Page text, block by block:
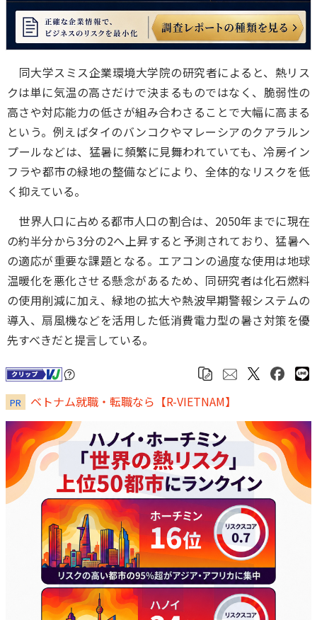
同大学スミス企業環境大学院の研究者によると、熱リス
クは単に気温の高さだけで決まるものではなく、脆弱性の
高さや対応能力の低さが組み合わさることで大幅に高まる
という。例えばタイのバンコクやマレーシアのクアラルン
プールなどは、猛暑に頻繁に見舞われていても、冷房イン
フラや都市の緑地の整備などにより、全体的なリスクを低
く抑えている。
世界人口に占める都市人口の割合は、2050年までに現在
の約半分から3分の2へ上昇すると予測されており、猛暑へ
の適応が重要な課題となる。エアコンの過度な使用は地球
温暖化を悪化させる懸念があるため、同研究者は化石燃料
の使用削減に加え、緑地の拡大や熱波早期警報システムの
導入、扇風機などを活用した低消費電力型の暑さ対策を優
先すべきだと提言している。
PR ベトナム就職・転職なら【R-VIETNAM】